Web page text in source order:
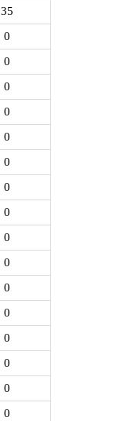
35
0
0
0
0
0
0
0
0
0
0
0
0
0
0
0
0